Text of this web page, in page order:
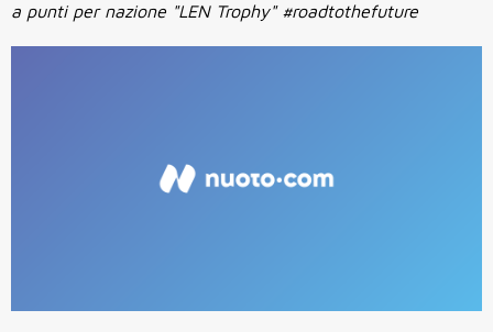
a punti per nazione "LEN Trophy" #roadtothefuture